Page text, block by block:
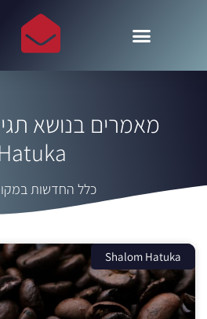
Hatuka
כלל החדשות
Shalom Hatuka